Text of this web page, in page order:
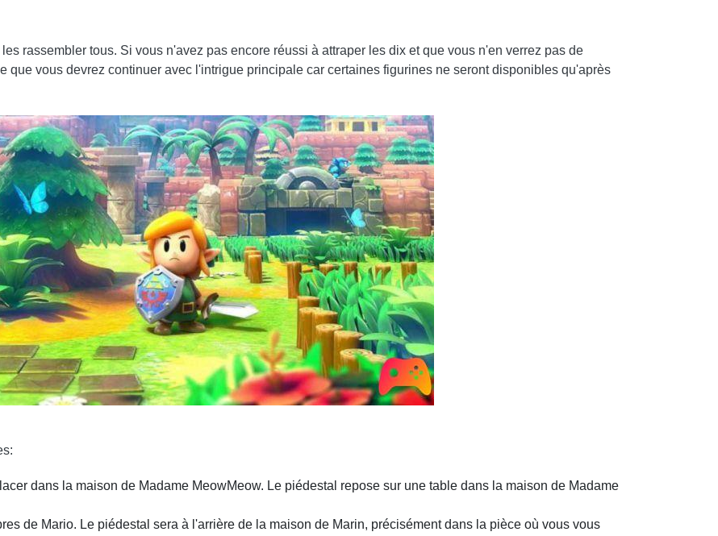
rassembler tous. Si vous n'avez pas encore réussi à attraper les dix et que vous n'en verrez pas de
que vous devrez continuer avec l'intrigue principale car certaines figurines ne seront disponibles qu'après
dans la maison de Madame MeowMeow. Le piédestal repose sur une table dans la maison de Madame
de Mario. Le piédestal sera à l'arrière de la maison de Marin, précisément dans la pièce où vous vous